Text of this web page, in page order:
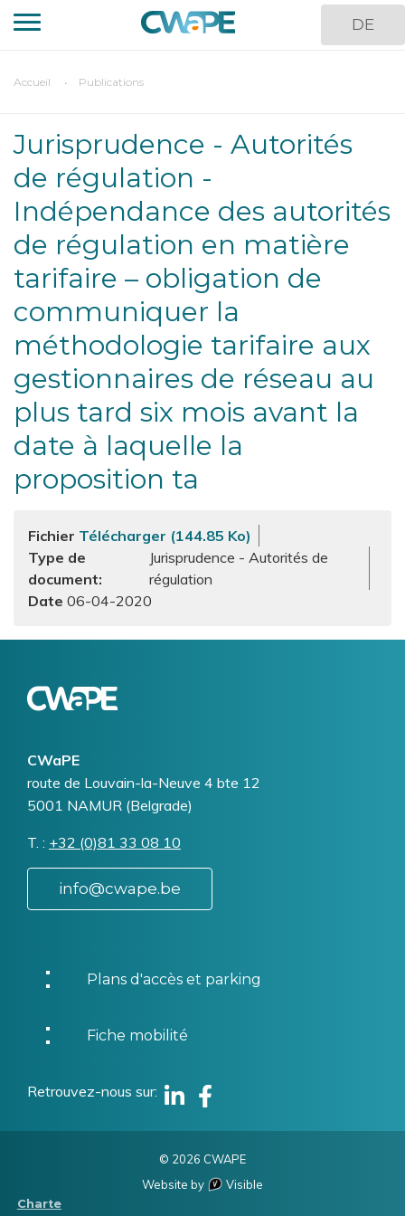
Aller
au
principal
DE
You
here
Accueil Publications
Jurisprudence - Autorités
de régulation -
Indépendance des autorités
de régulation en matière
tarifaire – obligation de
communiquer la
méthodologie tarifaire aux
gestionnaires de réseau au
plus tard six mois avant la
date à laquelle la
proposition ta
Fichier Télécharger (144.85 Ko)
Type de
document
Jurisprudence - Autorités de
régulation
06-04-2020
CWaPE
Addresse
route de Louvain-la-Neuve 4 bte 12
5001 NAMUR (Belgrade)
T. Téléphone
+32 (0)81 33 08 10
info@cwape.be
Plans d'accès et parking
Fiche mobilité
Retrouvez-nous sur
Linkedin
Facebook
© 2026 CWAPE
Website by
Visible
Menu
Charte